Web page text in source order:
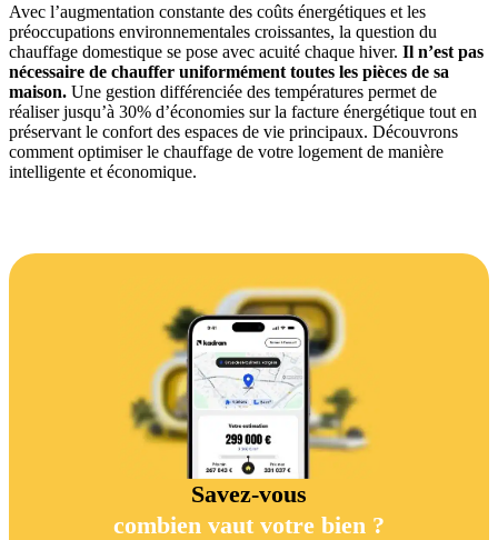
Avec l’augmentation constante des coûts énergétiques et les
préoccupations environnementales croissantes, la question du
chauffage domestique se pose avec acuité chaque hiver. Il n’est pas
nécessaire de chauffer uniformément toutes les pièces de sa
maison. Une gestion différenciée des températures permet de
réaliser jusqu’à 30% d’économies sur la facture énergétique tout en
préservant le confort des espaces de vie principaux. Découvrons
comment optimiser le chauffage de votre logement de manière
intelligente et économique.
Savez-vous
combien vaut votre bien ?